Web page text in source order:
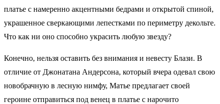
платье с намеренно акцентными бедрами и открытой спиной,
украшенное сверкающими лепестками по периметру декольте.
Что как ни оно способно украсить любую звезду?
Конечно, нельзя оставить без внимания и невесту Блази. В
отличие от Джонатана Андерсона, который вчера одевал свою
новобрачную в лесную нимфу, Матье предлагает своей
героине отправиться под венец в платье с нарочито